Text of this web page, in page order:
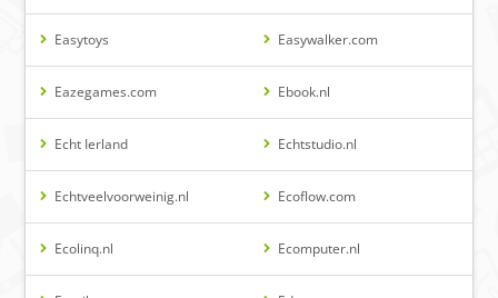
Easytoys Easywalker.com
Eazegames.com Ebook.nl
Echt Ierland Echtstudio.nl
Echtveelvoorweinig.nl Ecoflow.com
Ecolinq.nl Ecomputer.nl